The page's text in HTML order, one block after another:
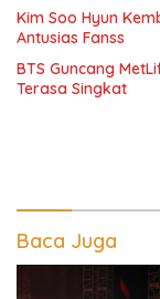
Kim Soo Hyun
Antusias Fanss
BTS Guncang
Terasa Singkat
Baca Juga